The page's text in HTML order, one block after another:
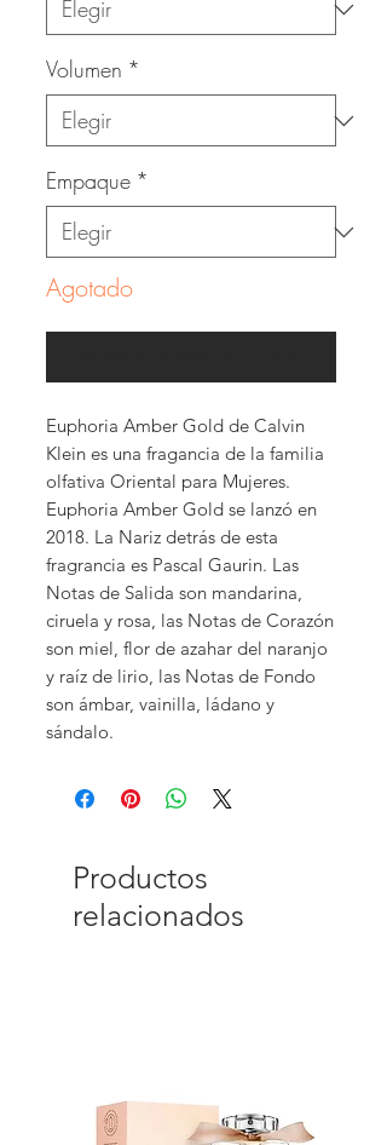
Volumen *
Empaque *
Agotado
Euphoria Amber Gold de Calvin
Klein es una fragancia de la familia
olfativa Oriental para Mujeres.
Euphoria Amber Gold se lanzó en
2018. La Nariz detrás de esta
fragrancia es Pascal Gaurin. Las
Notas de Salida son mandarina,
ciruela y rosa, las Notas de Corazón
son miel, flor de azahar del naranjo
y raíz de lirio, las Notas de Fondo
son ámbar, vainilla, ládano y
sándalo.
Productos
relacionados